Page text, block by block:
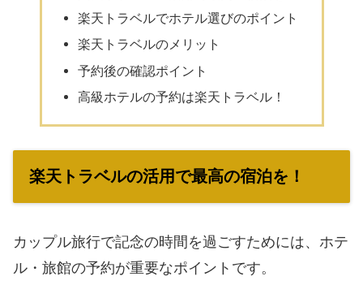
楽天トラベルでホテル選びのポイント
楽天トラベルのメリット
予約後の確認ポイント
高級ホテルの予約は楽天トラベル！
楽天トラベルの活用で最高の宿泊を！
カップル旅行で記念の時間を過ごすためには、ホテ
ル・旅館の予約が重要なポイントです。